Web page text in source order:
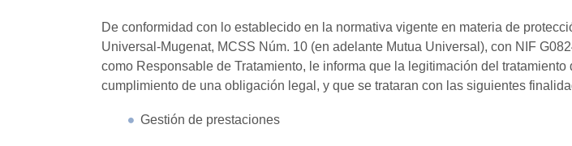
De conformidad con lo establecido en la normativa vigente en materia de
Universal-Mugenat, MCSS Núm. 10 (en adelante Mutua Universal), con NIF
como Responsable de Tratamiento, le informa que la legitimación del tratamiento
cumplimiento de una obligación legal, y que se trataran con las siguientes
Gestión de prestaciones